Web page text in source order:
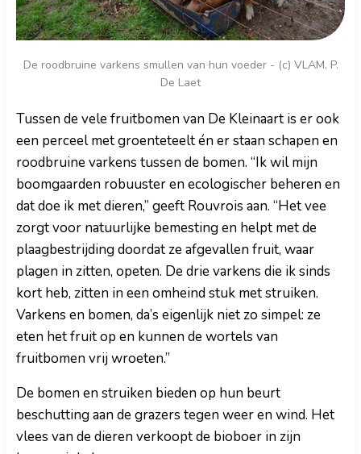
De roodbruine varkens smullen van hun voeder - (c) VLAM, P.
De Laet
Tussen de vele fruitbomen van De Kleinaart is er ook
een perceel met groenteteelt én er staan schapen en
roodbruine varkens tussen de bomen. “Ik wil mijn
boomgaarden robuuster en ecologischer beheren en
dat doe ik met dieren,” geeft Rouvrois aan. “Het vee
zorgt voor natuurlijke bemesting en helpt met de
plaagbestrijding doordat ze afgevallen fruit, waar
plagen in zitten, opeten. De drie varkens die ik sinds
kort heb, zitten in een omheind stuk met struiken.
Varkens en bomen, da’s eigenlijk niet zo simpel: ze
eten het fruit op en kunnen de wortels van
fruitbomen vrij wroeten.”
De bomen en struiken bieden op hun beurt
beschutting aan de grazers tegen weer en wind. Het
vlees van de dieren verkoopt de bioboer in zijn